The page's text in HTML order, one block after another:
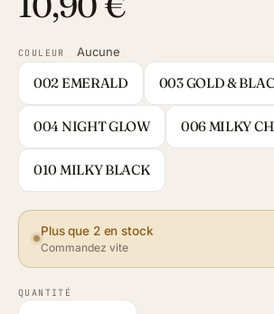
COULEUR Aucune
002 EMERALD 003 GOLD &
004 NIGHT GLOW 006 MILKY
010 MILKY BLACK
Plus que 2 en stock
Commandez vite
QUANTITÉ